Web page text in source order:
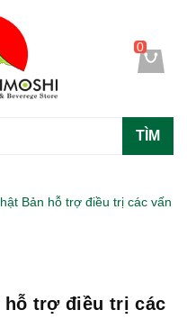
TÌM
0
Bản hỗ trợ điều trị các vấn
hỗ trợ điều trị các